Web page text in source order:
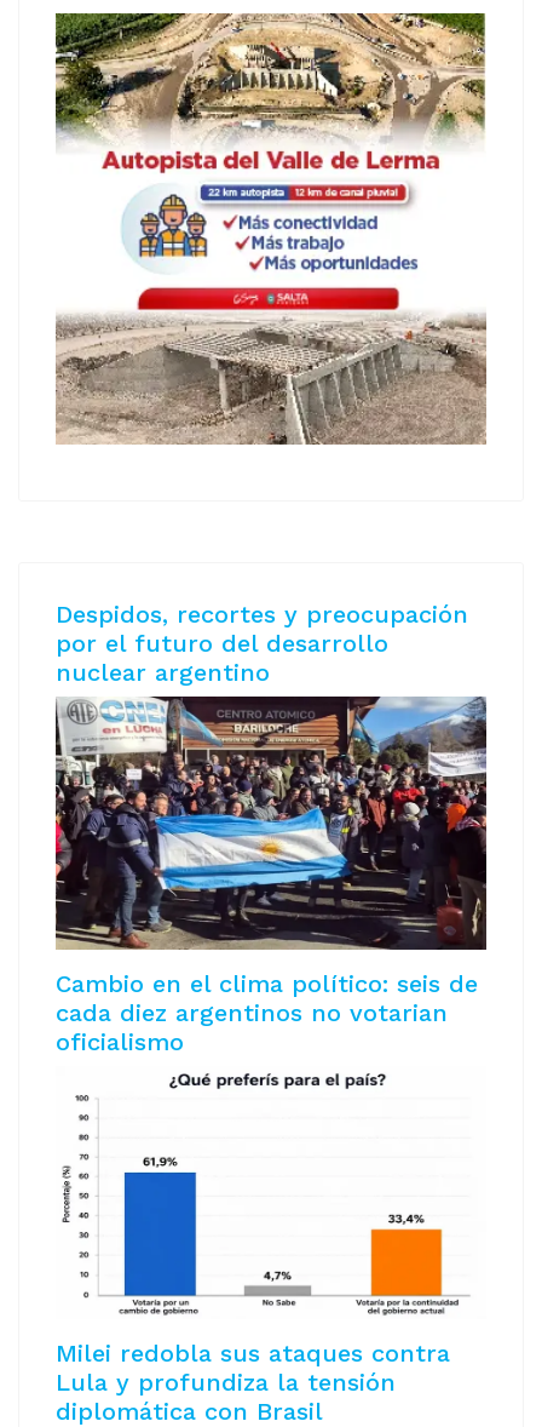
Despidos, recortes y preocupación
por el futuro del desarrollo
nuclear argentino
Cambio en el clima político: seis de
cada diez argentinos no votarian
oficialismo
Milei redobla sus ataques contra
Lula y profundiza la tensión
diplomática con Brasil